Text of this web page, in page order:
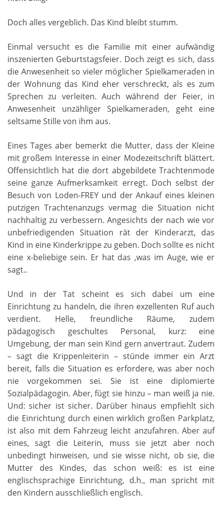
Doch alles vergeblich. Das Kind bleibt stumm.
Einmal versucht es die Familie mit einer aufwändig
inszenierten Geburtstagsfeier. Doch zeigt es sich, dass
die Anwesenheit so vieler möglicher Spielkameraden in
der Wohnung das Kind eher verschreckt, als es zum
Sprechen zu verleiten. Auch während der Feier, in
Anwesenheit unzähliger Spielkameraden, geht eine
seltsame Stille von ihm aus.
Eines Tages aber bemerkt die Mutter, dass der Kleine
mit großem Interesse in einer Modezeitschrift blättert.
Offensichtlich hat die dort abgebildete Trachtenmode
seine ganze Aufmerksamkeit erregt. Doch selbst der
Besuch von Loden-FREY und der Ankauf eines kleinen
putzigen Trachtenanzugs vermag die Situation nicht
nachhaltig zu verbessern. Angesichts der nach wie vor
unbefriedigenden Situation rät der Kinderarzt, das
Kind in eine Kinderkrippe zu geben. Doch sollte es nicht
eine x-beliebige sein. Er hat das ‚was im Auge, wie er
sagt..
Und in der Tat scheint es sich dabei um eine
Einrichtung zu handeln, die ihren exzellenten Ruf auch
verdient. Helle, freundliche Räume, zudem
pädagogisch geschultes Personal, kurz: eine
Umgebung, der man sein Kind gern anvertraut. Zudem
– sagt die Krippenleiterin – stünde immer ein Arzt
bereit, falls die Situation es erfordere, was aber noch
nie vorgekommen sei. Sie ist eine diplomierte
Sozialpädagogin. Aber, fügt sie hinzu – man weiß ja nie.
Und: sicher ist sicher. Darüber hinaus empfiehlt sich
die Einrichtung durch einen wirklich großen Parkplatz,
ist also mit dem Fahrzeug leicht anzufahren. Aber auf
eines, sagt die Leiterin, muss sie jetzt aber noch
unbedingt hinweisen, und sie wisse nicht, ob sie, die
Mutter des Kindes, das schon weiß: es ist eine
englischsprachige Einrichtung, d.h., man spricht mit
den Kindern ausschließlich englisch.